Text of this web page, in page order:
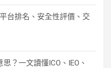
台排名、安全性評價、交
？一文讀懂ICO、IEO、